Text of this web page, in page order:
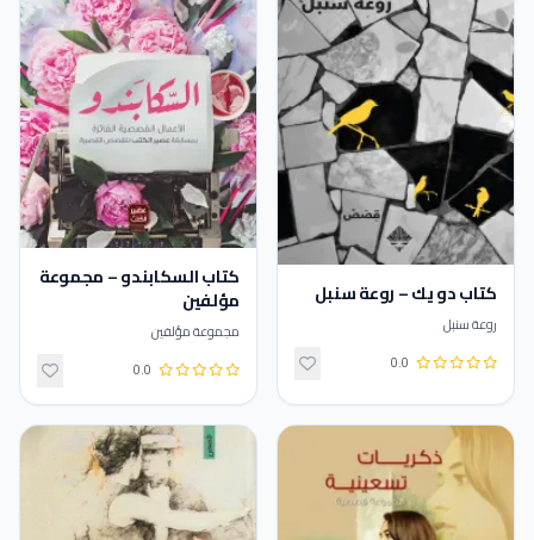
كتاب دو يك – روعة سنبل
روعة سنبل
0.0
كتاب السكابندو – مجموعة
مؤلفين
مجموعة مؤلفين
0.0